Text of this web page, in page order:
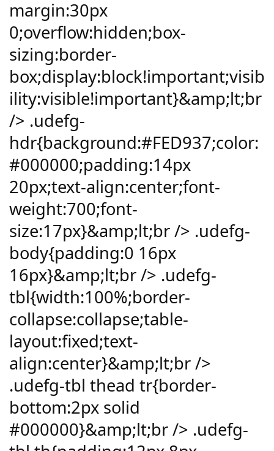
margin:30px
0;overflow:hidden;box-
sizing:border-
box;display:block!important;visib
ility:visible!important}&amp;lt;br
/> .udefg-
hdr{background:#FED937;color:
#000000;padding:14px
20px;text-align:center;font-
weight:700;font-
size:17px}&amp;lt;br /> .udefg-
body{padding:0 16px
16px}&amp;lt;br /> .udefg-
tbl{width:100%;border-
collapse:collapse;table-
layout:fixed;text-
align:center}&amp;lt;br />
.udefg-tbl thead tr{border-
bottom:2px solid
#000000}&amp;lt;br /> .udefg-